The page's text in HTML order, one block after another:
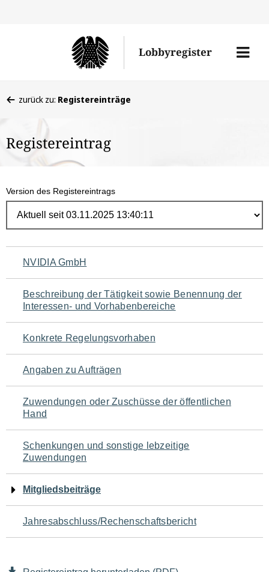
Lobbyregister
Menü
befinden
hier:
zurück zu: Registereinträge
Registereintrag
Version des Registereintrags
Navigation
für
den
Seiteninhalt
NVIDIA GmbH
Beschreibung der Tätigkeit sowie Benennung der
Interessen- und Vorhabenbereiche
Konkrete Regelungsvorhaben
Angaben zu Aufträgen
Zuwendungen oder Zuschüsse der öffentlichen
Hand
Schenkungen und sonstige lebzeitige
Zuwendungen
Mitgliedsbeiträge
Jahresabschluss/Rechenschaftsbericht